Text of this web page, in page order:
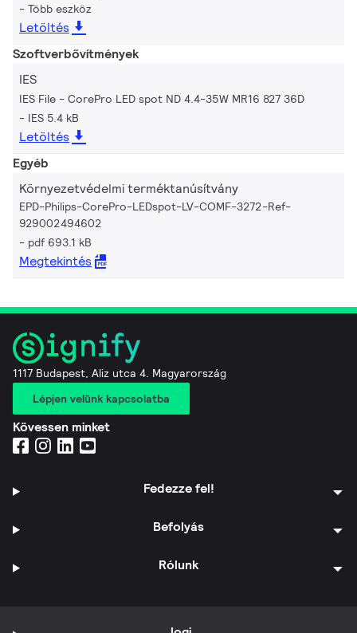
Több eszköz
Letöltés
Szoftverbővítmények
IES
IES File - CorePro LED spot ND 4.4-35W MR16 827 36D
IES 5.4 kB
Letöltés
Egyéb
Környezetvédelmi terméktanúsítvány
EPD-Philips-CorePro-LEDspot-LV-COMF-3272-Ref-
929002494602
pdf 693.1 kB
Megtekintés
1117 Budapest, Aliz utca 4. Magyarország
Lépjen velünk kapcsolatba
Kövessen minket
Fedezze fel!
Befolyás
Rólunk